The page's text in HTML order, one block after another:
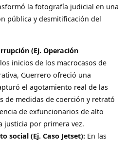
la fotografía judicial en una
pública y desmitificación del
(Ej. Operación
inicios de los macrocasos de
Guerrero ofreció una
el agotamiento real de las
de medidas de coerción y retrató
de exfuncionarios de alto
justicia por primera vez.
social (Ej. Caso Jetset): En las